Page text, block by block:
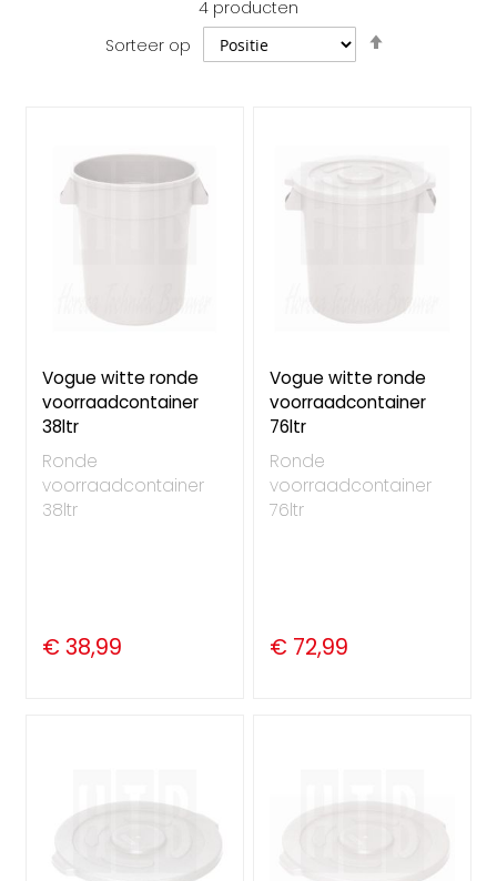
4 producten
Sorteer op
Vogue witte ronde
voorraadcontainer
38ltr
Ronde
voorraadcontainer
38ltr
€ 38,99
Vogue witte ronde
voorraadcontainer
76ltr
Ronde
voorraadcontainer
76ltr
€ 72,99